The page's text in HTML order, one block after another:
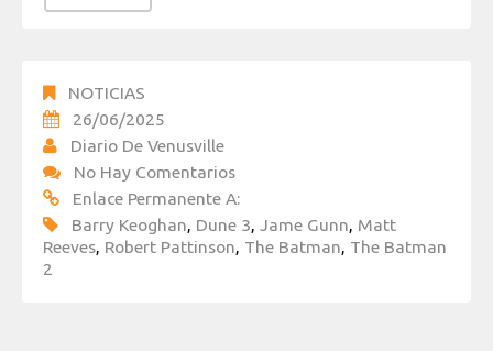
NOTICIAS
26/06/2025
Diario De Venusville
No Hay Comentarios
Enlace Permanente A:
Barry Keoghan, Dune 3, Jame Gunn, Matt
Reeves, Robert Pattinson, The Batman, The Batman
2